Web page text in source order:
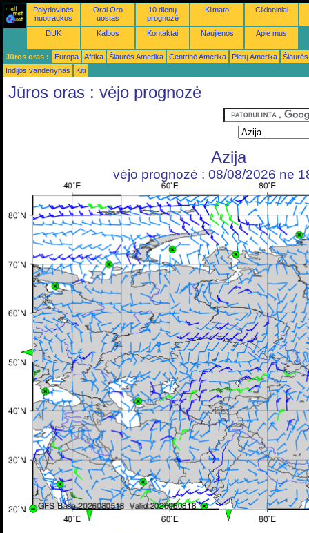
Palydovinės
nuotraukos
Orai Oro
uostas
10 dienų
prognozė
Klimato Cikloniniai
DUK Kalbos Kontaktai Naujienos Apie mus
Jūros oras : Europa Afrika Šiaurės Amerika Centrinė Amerika Pietų Amerika
Indijos vandenynas
Kiti
Jūros oras : vėjo prognozė
Azija
vėjo prognozė : 08/08/2026 ne